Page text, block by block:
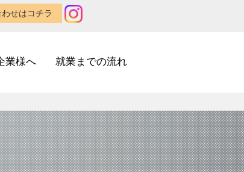
せはコチラ
業様へ 就業までの流れ